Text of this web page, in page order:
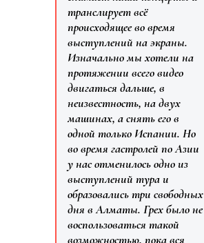
транслирует всё
происходящее во время
выступлений на экраны.
Изначально мы хотели на
протяжении всего видео
двигаться дальше, в
неизвестность, на двух
машинах, а снять его в
одной только Испании. Но
во время гастролей по Азии
у нас отменилось одно из
выступлений тура и
образовались три свободных
дня в Алматы. Грех было не
воспользоваться такой
возможностью, пока вся